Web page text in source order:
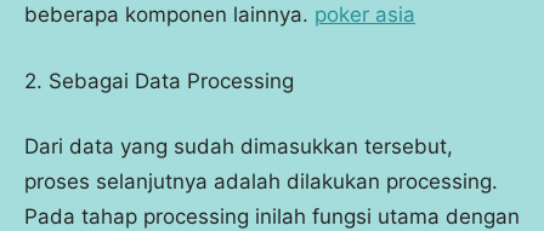
beberapa komponen lainnya. poker asia
2. Sebagai Data Processing
Dari data yang sudah dimasukkan tersebut,
proses selanjutnya adalah dilakukan processing.
Pada tahap processing inilah fungsi utama dengan